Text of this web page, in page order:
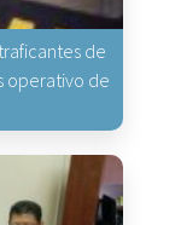
de
operativo de